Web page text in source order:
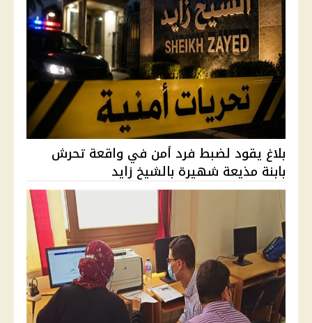
بلاغ يقود لضبط فرد أمن في واقعة تحرش
بابنة مذيعة شهيرة بالشيخ زايد